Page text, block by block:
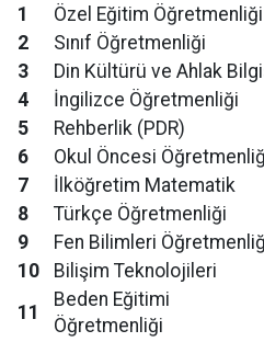
1
Özel Eğitim Öğretmenliği
2
Sınıf Öğretmenliği
3
Din Kültürü ve Ahlak
4
İngilizce Öğretmenliği
5
Rehberlik (PDR)
6
Okul Öncesi
7
İlköğretim Matematik
8
Türkçe Öğretmenliği
9
Fen Bilimleri
10
Bilişim Teknolojileri
11
Beden Eğitimi
Öğretmenliği